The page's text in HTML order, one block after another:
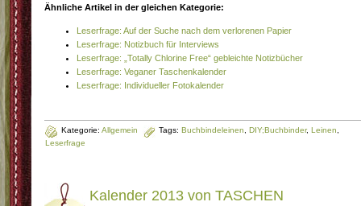
Ähnliche Artikel in der gleichen Kategorie:
Leserfrage: Auf der Suche nach dem verlorenen Papier
Leserfrage: Notizbuch für Interviews
Leserfrage: „Totally Chlorine Free“ gebleichte Notizbücher
Leserfrage: Veganer Taschenkalender
Leserfrage: Individueller Fotokalender
Kategorie: Allgemein Tags: Buchbindeleinen DIY;Buchbinder, Leinen
Leserfrage
Kalender 2013 von TASCHEN